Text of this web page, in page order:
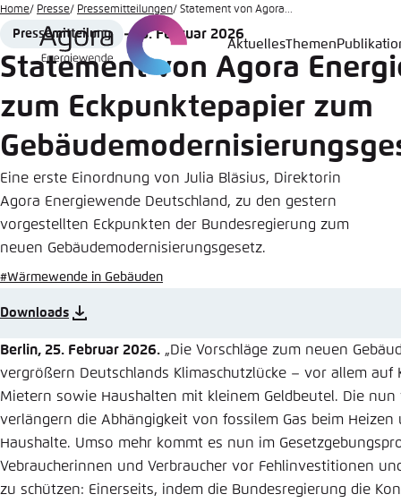
Zum
Hauptinhalt
gehen
AktuellesThemen
Home Presse Pressemitteilungen Statement von Agora...
Format
Pressemitteilung
Date
25. Februar 2026
Statement von Agora
zum Eckpunktepapier zum
Eine erste Einordnung von Julia Bläsius, Direktorin
Agora Energiewende Deutschland, zu den gestern
vorgestellten Eckpunkten der Bundesregierung zum
neuen Gebäudemodernisierungsgesetz.
#Wärmewende in Gebäuden
Downloads
Berlin, 25. Februar 2026. „Die Vorschläge zum neuen
vergrößern Deutschlands Klimaschutzlücke – vor allem
Mietern sowie Haushalten mit kleinem Geldbeutel. Die
verlängern die Abhängigkeit von fossilem Gas beim
Haushalte. Umso mehr kommt es nun im
Vebraucherinnen und Verbraucher vor Fehlinvestitionen
zu schützen: Einerseits, indem die Bundesregierung die
Login
Abbrechen
Englisch
Agora
Wählen
möchten.